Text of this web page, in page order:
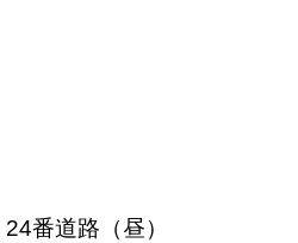
24番道路（昼）